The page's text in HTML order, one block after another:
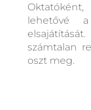
lehetővé
számtalan
oszt meg.